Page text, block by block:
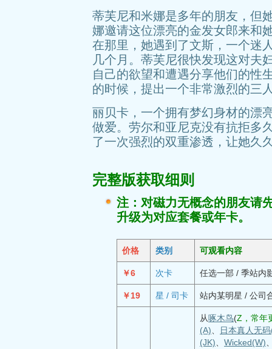
蒂芙尼和米娜是多年的朋友，但
娜邀请这位漂亮的金发女郎来和
在那里，她遇到了文斯，一个迷
几个月。蒂芙尼很快发现这对夫
自己的欲望和遭遇分享他们的性
的时候，提出一个非常激烈的三
丽贝卡，一个拥有梦幻身材的漂
做爱。劳尔和亚尼克没有抗拒多
了一次强烈的双重渗透，让她久
完整版获取细则
注：对磁力无概念的朋友请
升级为对应套餐或年卡。
价格 类别 可观看内容
￥6 次卡 任选一部 / 季站内
￥19 星 / 司卡 站内某明星 / 公司
从啄木鸟(Z，常年
(A)、
日本真人无
(JK)、 Wicked(W)